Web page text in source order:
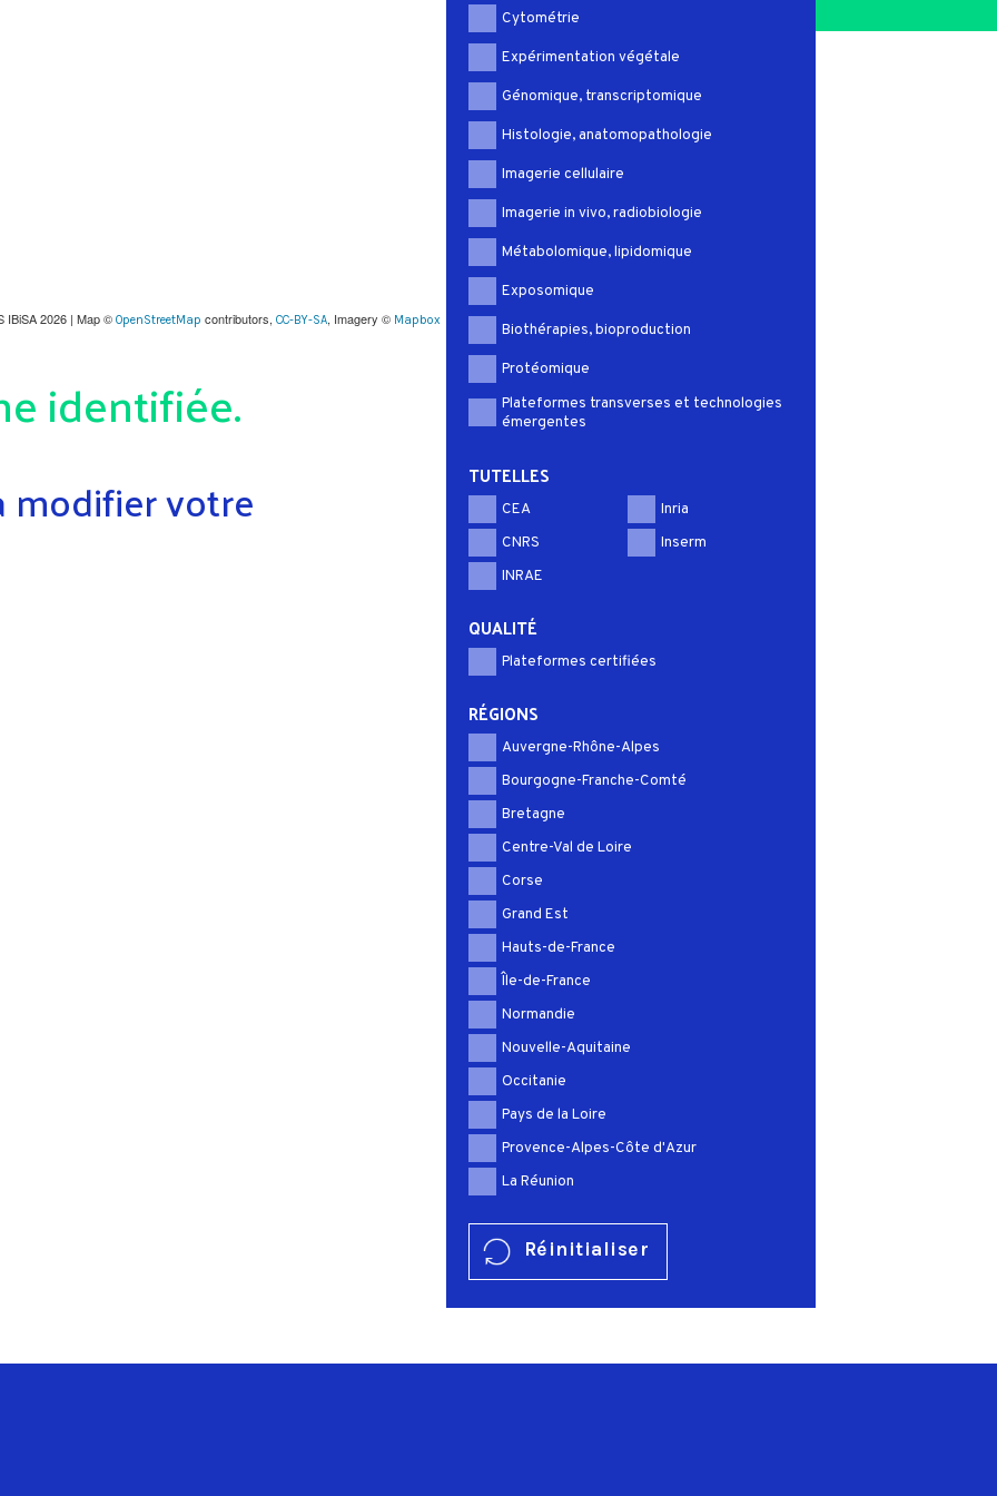
2026 | Map © OpenStreetMap contributors, CC-BY-SA, Imagery © Mapbox
identifiée.
modifier votre
Cytométrie
Expérimentation végétale
Génomique, transcriptomique
Histologie, anatomopathologie
Imagerie cellulaire
Imagerie in vivo, radiobiologie
Métabolomique, lipidomique
Exposomique
Biothérapies, bioproduction
Protéomique
Plateformes transverses et technologies
émergentes
TUTELLES
CEA
CNRS
INRAE
Inria
Inserm
QUALITÉ
Plateformes certifiées
RÉGIONS
Auvergne-Rhône-Alpes
Bourgogne-Franche-Comté
Bretagne
Centre-Val de Loire
Corse
Grand Est
Hauts-de-France
Île-de-France
Normandie
Nouvelle-Aquitaine
Occitanie
Pays de la Loire
Provence-Alpes-Côte d'Azur
La Réunion
Réinitialiser